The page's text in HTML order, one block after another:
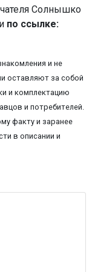
Солнышко
по ссылке:
и не
оставляют за собой
и комплектацию
и потребителей.
факту и заранее
в описании и